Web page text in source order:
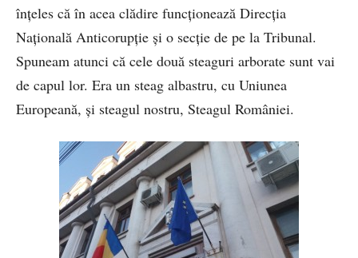
înțeles că în acea clădire funcționează Direcția
Națională Anticorupție și o secție de pe la Tribunal.
Spuneam atunci că cele două steaguri arborate sunt vai
de capul lor. Era un steag albastru, cu Uniunea
Europeană, și steagul nostru, Steagul României.